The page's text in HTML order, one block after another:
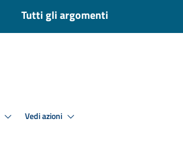
Tutti gli argomenti
Vedi azioni